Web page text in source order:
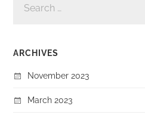
FOR:
ARCHIVES
November 2023
March 2023